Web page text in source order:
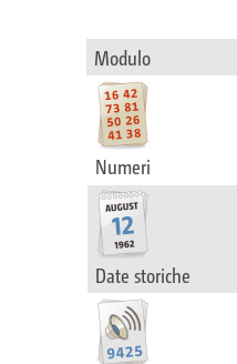
Modulo
Numeri
Date storiche